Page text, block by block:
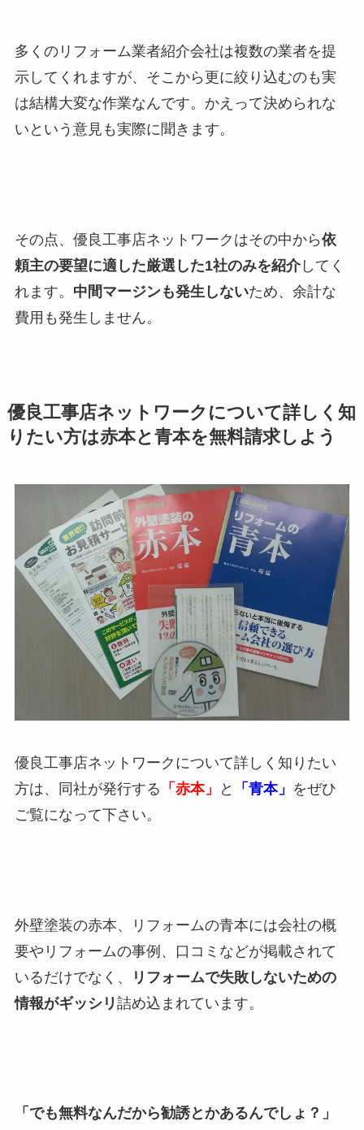
多くのリフォーム業者紹介会社は複数の業者を提
示してくれますが、そこから更に絞り込むのも実
は結構大変な作業なんです。かえって決められな
いという意見も実際に聞きます。
その点、優良工事店ネットワークはその中から依
頼主の要望に適した厳選した1社のみを紹介してく
れます。 中間マージンも発生しないため、余計な
費用も発生しません。
優良工事店ネットワークについて詳しく知
りたい方は赤本と青本を無料請求しよう
優良工事店ネットワークについて詳しく知りたい
方は、同社が発行する 「赤本」 と 「青本」 をぜひ
ご覧になって下さい。
外壁塗装の赤本、リフォームの青本には会社の概
要やリフォームの事例、口コミなどが掲載されて
いるだけでなく、
リフォームで失敗しないための
情報がギッシリ 詰め込まれています。
「でも無料なんだから勧誘とかあるんでしょ？」